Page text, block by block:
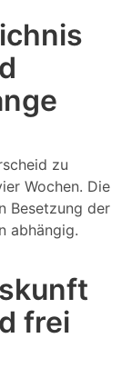
zu
Wochen. Die
Besetzung der
abhängig.
frei